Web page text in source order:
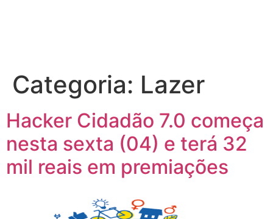
Categoria: Lazer
Hacker Cidadão 7.0 começa
nesta sexta (04) e terá 32
mil reais em premiações